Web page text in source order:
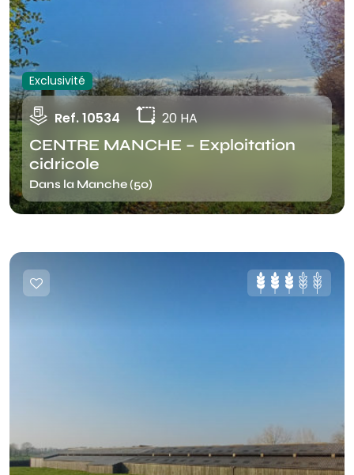
Exclusivité
Ref. 10534 20 HA
CENTRE MANCHE – Exploitation
cidricole
Dans la Manche (50)